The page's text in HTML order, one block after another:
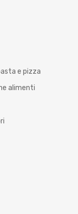
e pizza
alimenti